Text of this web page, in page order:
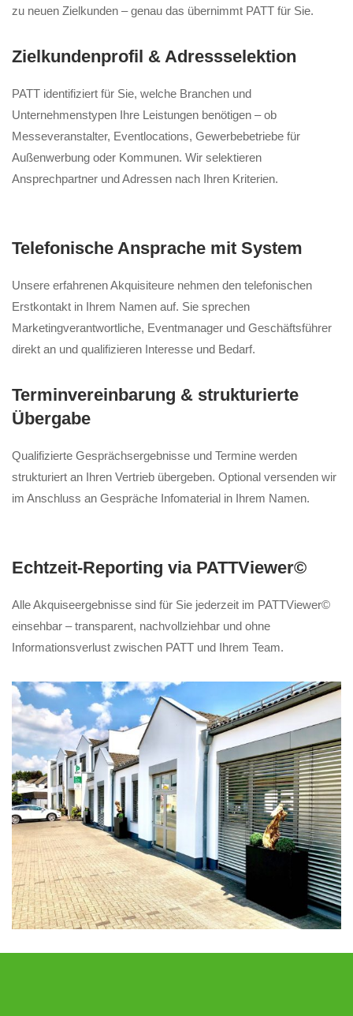
zu neuen Zielkunden – genau das übernimmt PATT für Sie.
Zielkundenprofil & Adressselektion
PATT identifiziert für Sie, welche Branchen und
Unternehmenstypen Ihre Leistungen benötigen – ob
Messeveranstalter, Eventlocations, Gewerbebetriebe für
Außenwerbung oder Kommunen. Wir selektieren
Ansprechpartner und Adressen nach Ihren Kriterien.
Telefonische Ansprache mit System
Unsere erfahrenen Akquisiteure nehmen den telefonischen
Erstkontakt in Ihrem Namen auf. Sie sprechen
Marketingverantwortliche, Eventmanager und Geschäftsführer
direkt an und qualifizieren Interesse und Bedarf.
Terminvereinbarung & strukturierte
Übergabe
Qualifizierte Gesprächsergebnisse und Termine werden
strukturiert an Ihren Vertrieb übergeben. Optional versenden wir
im Anschluss an Gespräche Infomaterial in Ihrem Namen.
Echtzeit-Reporting via PATTViewer©
Alle Akquiseergebnisse sind für Sie jederzeit im PATTViewer©
einsehbar – transparent, nachvollziehbar und ohne
Informationsverlust zwischen PATT und Ihrem Team.